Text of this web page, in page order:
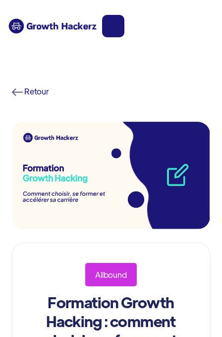
Retour
Allbound
Formation Growth
Hacking : comment